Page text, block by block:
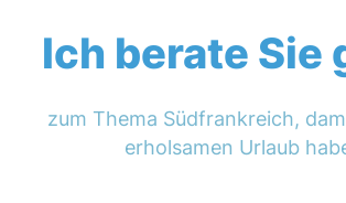
Ich berate Sie
zum Thema Südfrankreich,
erholsamen Urlaub